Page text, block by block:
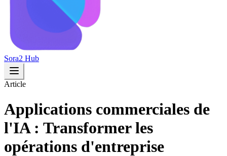
Sora2 Hub
Article
Applications commerciales de
l'IA : Transformer les
opérations d'entreprise